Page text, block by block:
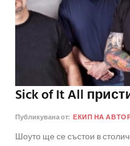
Sick of It All
Публикувана от: ЕКИП НА
Шоуто ще се състои в